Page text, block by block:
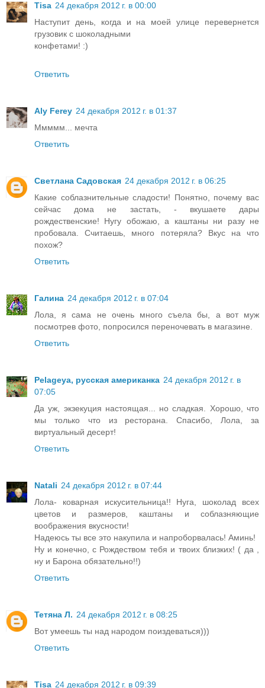
Tisa 24 декабря 2012 г. в 00:00
Наступит день, когда и на моей улице перевернется
грузовик с шоколадными
конфетами! :)
Ответить
Aly Ferey 24 декабря 2012 г. в 01:37
Ммммм... мечта
Ответить
Светлана Садовская 24 декабря 2012 г. в 06:25
Какие соблазнительные сладости! Понятно, почему вас
сейчас дома не застать, - вкушаете дары
рождественские! Нугу обожаю, а каштаны ни разу не
пробовала. Считаешь, много потеряла? Вкус на что
похож?
Ответить
Галина 24 декабря 2012 г. в 07:04
Лола, я сама не очень много съела бы, а вот муж
посмотрев фото, попросился переночевать в магазине.
Ответить
Pelageya, русская американка 24 декабря 2012 г. в
07:05
Да уж, экзекуция настоящая... но сладкая. Хорошо, что
мы только что из ресторана. Спасибо, Лола, за
виртуальный десерт!
Ответить
Natali 24 декабря 2012 г. в 07:44
Лола- коварная искусительница!! Нуга, шоколад всех
цветов и размеров, каштаны и соблазняющие
воображения вкусности!
Надеюсь ты все это накупила и напроборвалась! Аминь!
Ну и конечно, с Рождеством тебя и твоих близких! ( да ,
ну и Барона обязательно!!)
Ответить
Тетяна Л. 24 декабря 2012 г. в 08:25
Вот умеешь ты над народом поиздеваться)))
Ответить
Tisa 24 декабря 2012 г. в 09:39